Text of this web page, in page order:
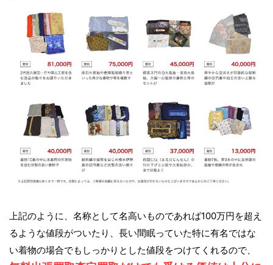
上記のように、名称として名高いものであれば100万円を超え
るような値段がついたり、長い間眠っていた特に有名ではな
い着物の場合でもしっかりとした値段をつけてくれるので、